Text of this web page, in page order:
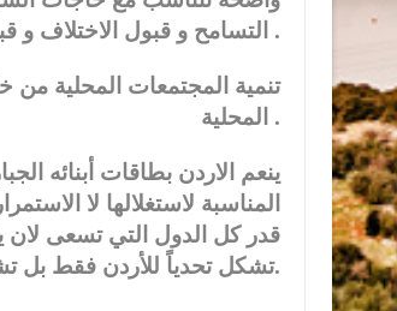
التسامح و قبول الاختلاف و قبول الاخر .
تنمية المجتمعات المحلية من
المحلية .
ينعم الاردن بطاقات أبنائه
المناسبة لاستغلالها لا
قدر كل الدول التي تسعى
تشكل تحدياً للأردن فقط بل تشكل خطراً وجودياً عليه.